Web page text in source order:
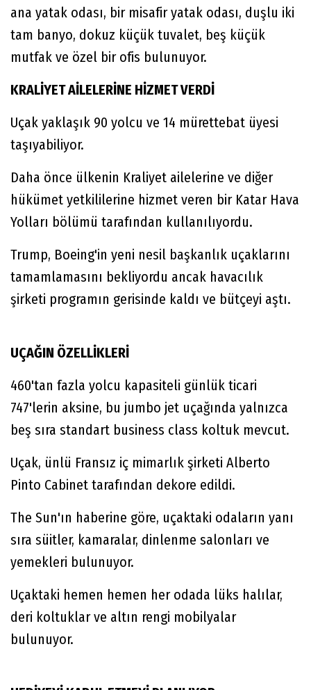
ana yatak odası, bir misafir yatak odası, duşlu iki
tam banyo, dokuz küçük tuvalet, beş küçük
mutfak ve özel bir ofis bulunuyor.
KRALİYET AİLELERİNE HİZMET VERDİ
Uçak yaklaşık 90 yolcu ve 14 mürettebat üyesi
taşıyabiliyor.
Daha önce ülkenin Kraliyet ailelerine ve diğer
hükümet yetkililerine hizmet veren bir Katar Hava
Yolları bölümü tarafından kullanılıyordu.
Trump, Boeing'in yeni nesil başkanlık uçaklarını
tamamlamasını bekliyordu ancak havacılık
şirketi programın gerisinde kaldı ve bütçeyi aştı.
UÇAĞIN ÖZELLİKLERİ
460'tan fazla yolcu kapasiteli günlük ticari
747'lerin aksine, bu jumbo jet uçağında yalnızca
beş sıra standart business class koltuk mevcut.
Uçak, ünlü Fransız iç mimarlık şirketi Alberto
Pinto Cabinet tarafından dekore edildi.
The Sun'ın haberine göre, uçaktaki odaların yanı
sıra süitler, kamaralar, dinlenme salonları ve
yemekleri bulunuyor.
Uçaktaki hemen hemen her odada lüks halılar,
deri koltuklar ve altın rengi mobilyalar
bulunuyor.